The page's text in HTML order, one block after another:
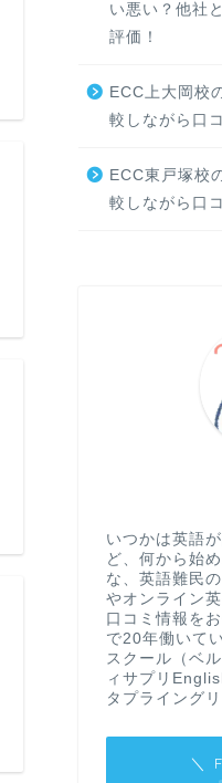
い悪い？他社
評価！
ECC上大岡校
較しながら口
ECC東戸塚校
較しながら口
いつかは英語
ど、何から始
な、英語難民
やオンライン
口コミ情報を
で20年働いて
スクール（ベ
ィサプリ
タプライング
＼